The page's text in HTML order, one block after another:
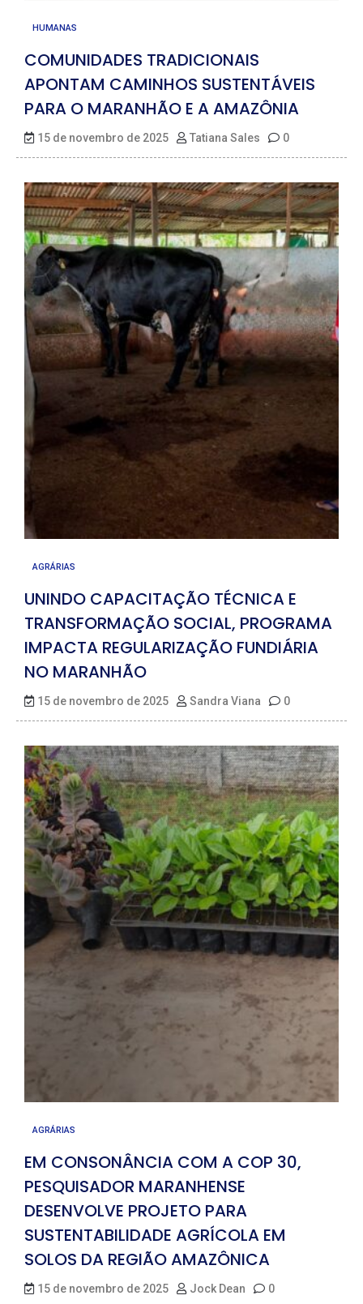
HUMANAS
COMUNIDADES TRADICIONAIS
APONTAM CAMINHOS SUSTENTÁVEIS
PARA O MARANHÃO E A AMAZÔNIA
15 de novembro de 2025 Tatiana Sales 0
AGRÁRIAS
UNINDO CAPACITAÇÃO TÉCNICA E
TRANSFORMAÇÃO SOCIAL, PROGRAMA
IMPACTA REGULARIZAÇÃO FUNDIÁRIA
NO MARANHÃO
15 de novembro de 2025 Sandra Viana 0
AGRÁRIAS
EM CONSONÂNCIA COM A COP 30,
PESQUISADOR MARANHENSE
DESENVOLVE PROJETO PARA
SUSTENTABILIDADE AGRÍCOLA EM
SOLOS DA REGIÃO AMAZÔNICA
15 de novembro de 2025 Jock Dean 0